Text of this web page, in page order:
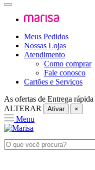
Meus Pedidos
Nossas Lojas
Atendimento
Como comprar
Fale conosco
Cartões e Serviços
As ofertas de Entrega rápida
ALTERAR
Ativar ×
Menu